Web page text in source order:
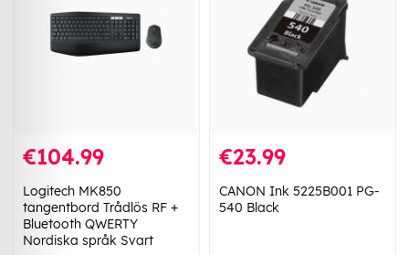
€104.99
Logitech MK850
tangentbord Trådlös RF +
Bluetooth QWERTY
Nordiska språk Svart
€23.99
CANON Ink 5225B001 PG-
540 Black